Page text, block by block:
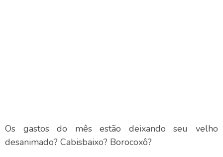
Os gastos do mês estão deixando seu velho
desanimado? Cabisbaixo? Borocoxô?